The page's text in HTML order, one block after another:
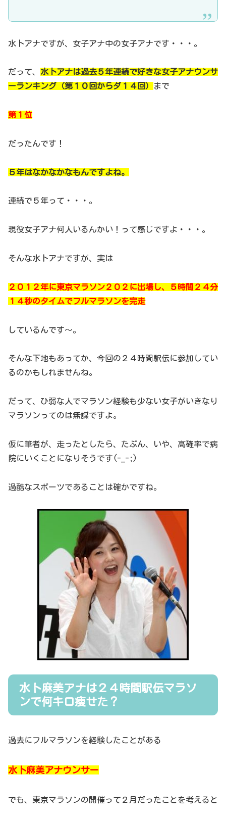
水卜アナですが、女子アナ中の女子アナです・・・。
だって、 水卜アナは過去５年連続で好きな女子アナウンサ
ーランキング（第１０回からダ１４回）
まで
第１位
だったんです！
５年はなかなかなもんですよね。
連続で５年って・・・。
現役女子アナ何人いるんかい！って感じですよ・・・。
そんな水卜アナですが、実は
２０１２年に東京マラソン２０２に出場し、５時間２４分
１４秒のタイムでフルマラソンを完走
しているんです～。
そんな下地もあってか、今回の２４時間駅伝に参加してい
るのかもしれませんね。
だって、ひ弱な人でマラソン経験も少ない女子がいきなり
マラソンってのは無謀ですよ。
仮に筆者が、走ったとしたら、たぶん、いや、高確率で病
院にいくことになりそうです(-_-;)
過酷なスポーツであることは確かですね。
水卜麻美アナは２４時間駅伝マラソ
ンで何キロ痩せた？
過去にフルマラソンを経験したことがある
水卜麻美アナウンサー
でも、東京マラソンの開催って２月だったことを考えると